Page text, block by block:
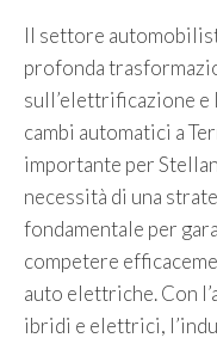
Il settore
profonda
sull’elettrificazione e
cambi automatici a
importante per
necessità di una
fondamentale per
competere
auto elettriche. Con
ibridi e elettrici,